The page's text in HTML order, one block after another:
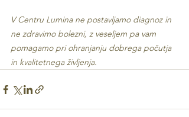
V Centru Lumina ne postavljamo diagnoz in
ne zdravimo bolezni, z veseljem pa vam
pomagamo pri ohranjanju dobrega počutja
in kvalitetnega življenja.